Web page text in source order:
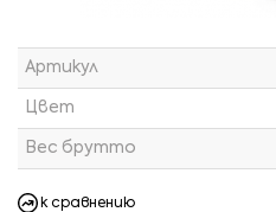
Артикул
Цвет
Вес брутто
к сравнению